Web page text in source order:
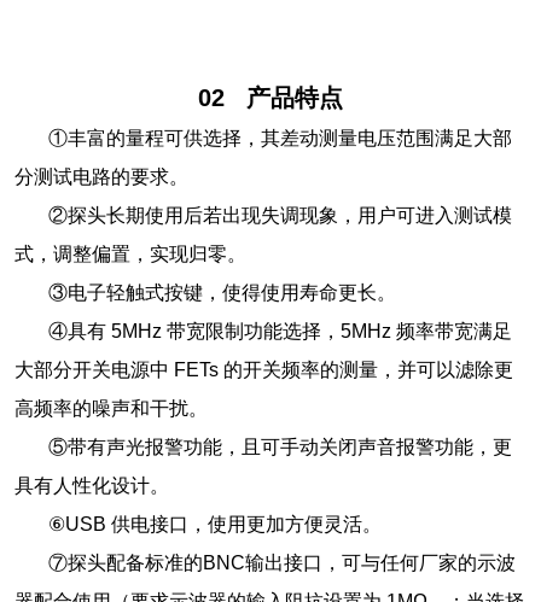
02 产品特点
①丰富的量程可供选择，其差动测量电压范围满足大部
分测试电路的要求。
②探头长期使用后若出现失调现象，用户可进入测试模
式，调整偏置，实现归零。
③电子轻触式按键，使得使用寿命更长。
④具有 5MHz 带宽限制功能选择，5MHz 频率带宽满足
大部分开关电源中 FETs 的开关频率的测量，并可以滤除更
高频率的噪声和干扰。
⑤带有声光报警功能，且可手动关闭声音报警功能，更
具有人性化设计。
⑥USB 供电接口，使用更加方便灵活。
⑦探头配备标准的BNC输出接口，可与任何厂家的示波